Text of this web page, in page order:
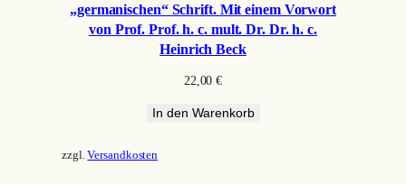
„germanischen“ Schrift. Mit einem Vorwort
von Prof. Prof. h. c. mult. Dr. Dr. h. c.
Heinrich Beck
22,00€
In den Warenkorb
zzgl.Versandkosten